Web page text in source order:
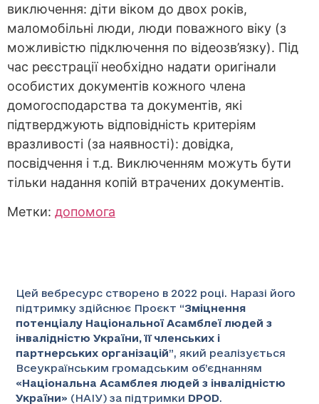
виключення: діти віком до двох років,
маломобільні люди, люди поважного віку (з
можливістю підключення по відеозв’язку). Під
час реєстрації необхідно надати оригінали
особистих документів кожного члена
домогосподарства та документів, які
підтверджують відповідність критеріям
вразливості (за наявності): довідка,
посвідчення і т.д. Виключенням можуть бути
тільки надання копій втрачених документів.
Метки: допомога
Цей вебресурс створено в 2022 році. Наразі його
підтримку здійснює Проєкт “Зміцнення
потенціалу Національної Асамблеї людей з
інвалідністю України, її членських і
партнерських організацій”, який реалізується
Всеукраїнським громадським об’єднанням
«Національна Асамблея людей з інвалідністю
України» (НАІУ) за підтримки DPOD.